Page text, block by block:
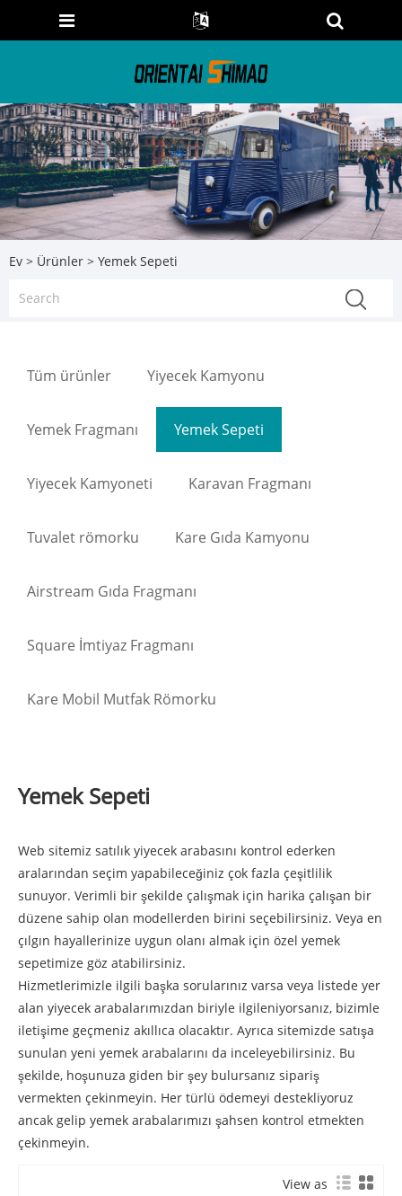
Ev > Ürünler > Yemek Sepeti
Tüm ürünler Yiyecek Kamyonu
Yemek Fragmanı Yemek Sepeti
Yiyecek Kamyoneti Karavan Fragmanı
Tuvalet römorku Kare Gıda Kamyonu
Airstream Gıda Fragmanı
Square İmtiyaz Fragmanı
Kare Mobil Mutfak Römorku
Yemek Sepeti
Web sitemiz satılık yiyecek arabasını kontrol ederken
aralarından seçim yapabileceğiniz çok fazla çeşitlilik
sunuyor. Verimli bir şekilde çalışmak için harika çalışan bir
düzene sahip olan modellerden birini seçebilirsiniz. Veya en
çılgın hayallerinize uygun olanı almak için özel yemek
sepetimize göz atabilirsiniz.
Hizmetlerimizle ilgili başka sorularınız varsa veya listede yer
alan yiyecek arabalarımızdan biriyle ilgileniyorsanız, bizimle
iletişime geçmeniz akıllıca olacaktır. Ayrıca sitemizde satışa
sunulan yeni yemek arabalarını da inceleyebilirsiniz. Bu
şekilde, hoşunuza giden bir şey bulursanız sipariş
vermekten çekinmeyin. Her türlü ödemeyi destekliyoruz
ancak gelip yemek arabalarımızı şahsen kontrol etmekten
çekinmeyin.
View as